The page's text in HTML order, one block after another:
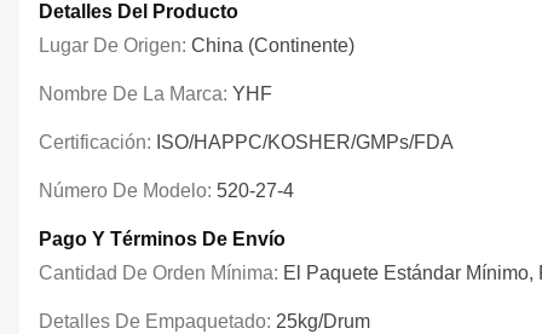
Detalles Del Producto
Lugar De Origen: China (continente)
Nombre De La Marca: YHF
Certificación: ISO/HAPPC/KOSHER/GMPs/FDA
Número De Modelo: 520-27-4
Pago Y Términos De Envío
Cantidad De Orden Mínima: El Paquete Estándar Mínimo,
Detalles De Empaquetado: 25kg/drum